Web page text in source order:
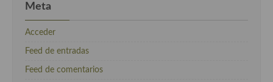
Meta
Acceder
Feed de entradas
Feed de comentarios